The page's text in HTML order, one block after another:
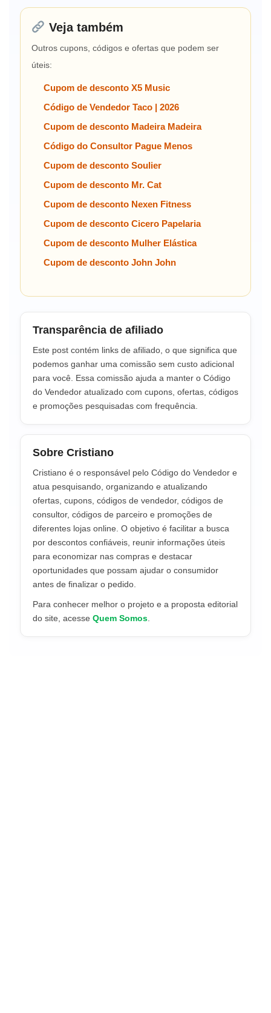
Veja também
Outros cupons, códigos e ofertas que podem ser
úteis:
Cupom de desconto X5 Music
Código de Vendedor Taco | 2026
Cupom de desconto Madeira Madeira
Código do Consultor Pague Menos
Cupom de desconto Soulier
Cupom de desconto Mr. Cat
Cupom de desconto Nexen Fitness
Cupom de desconto Cicero Papelaria
Cupom de desconto Mulher Elástica
Cupom de desconto John John
Transparência de afiliado
Este post contém links de afiliado, o que significa que
podemos ganhar uma comissão sem custo adicional
para você. Essa comissão ajuda a manter o Código
do Vendedor atualizado com cupons, ofertas, códigos
e promoções pesquisadas com frequência.
Sobre Cristiano
Cristiano é o responsável pelo Código do Vendedor e
atua pesquisando, organizando e atualizando
ofertas, cupons, códigos de vendedor, códigos de
consultor, códigos de parceiro e promoções de
diferentes lojas online. O objetivo é facilitar a busca
por descontos confiáveis, reunir informações úteis
para economizar nas compras e destacar
oportunidades que possam ajudar o consumidor
antes de finalizar o pedido.
Para conhecer melhor o projeto e a proposta editorial
do site, acesse Quem Somos